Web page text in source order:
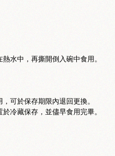
水中，再撕開倒入碗中食用。
可於保存期限內退回更換。
冷藏保存，並儘早食用完畢。